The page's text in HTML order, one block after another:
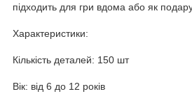
підходить для гри вдома або як
Характеристики:
Кількість деталей: 150 шт
Вік: від 6 до 12 років